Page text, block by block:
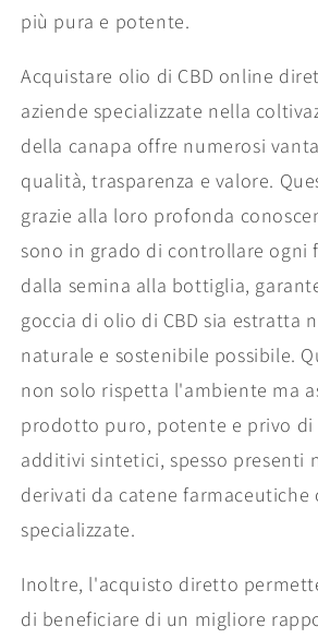
più pura e potente.
Acquistare olio di CBD online
aziende specializzate nella
della canapa offre numerosi
qualità, trasparenza e valore.
grazie alla loro profonda
sono in grado di controllare ogni
dalla semina alla bottiglia,
goccia di olio di CBD sia estratta
naturale e sostenibile possibile.
non solo rispetta l'ambiente ma
prodotto puro, potente e privo
additivi sintetici, spesso presenti
derivati da catene farmaceutiche
specializzate.
Inoltre, l'acquisto diretto
di beneficiare di un migliore